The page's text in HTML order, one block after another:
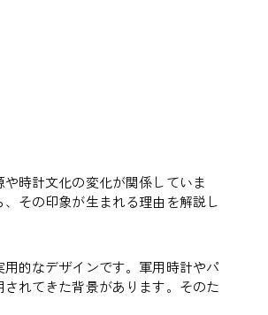
時計文化の変化が関係していま
その印象が生まれる理由を解説し
的なデザインです。軍用時計やパ
れてきた背景があります。そのた